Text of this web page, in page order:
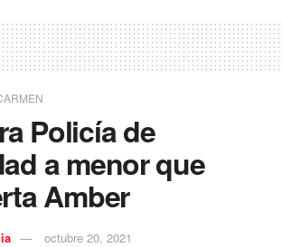
Policía de
a menor que
Amber
octubre 20, 2021